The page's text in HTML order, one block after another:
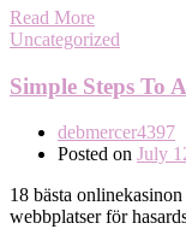
Read More
Uncategorized
Simple Steps To
debmercer4397
Posted on July
18 bästa
webbplatser för